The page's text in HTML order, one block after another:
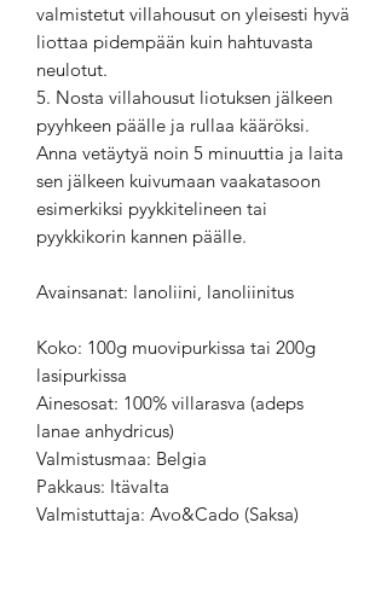
valmistetut villahousut on yleisesti hyvä
liottaa pidempään kuin hahtuvasta
neulotut.
5. Nosta villahousut liotuksen jälkeen
pyyhkeen päälle ja rullaa kääröksi.
Anna vetäytyä noin 5 minuuttia ja laita
sen jälkeen kuivumaan vaakatasoon
esimerkiksi pyykkitelineen tai
pyykkikorin kannen päälle.
Avainsanat: lanoliini, lanoliinitus
Koko: 100g muovipurkissa tai 200g
lasipurkissa
Ainesosat: 100% villarasva (adeps
lanae anhydricus)
Valmistusmaa: Belgia
Pakkaus: Itävalta
Valmistuttaja: Avo&Cado (Saksa)